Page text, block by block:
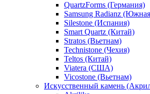
QuartzForms (Германия)
Samsung Radianz
Silestone (Испания)
Smart Quartz (Китай)
Stratos (Вьетнам)
Technistone (Чехия)
Teltos (Китай)
Viatera (США)
Vicostone (Вьетнам)
Искусственный камень